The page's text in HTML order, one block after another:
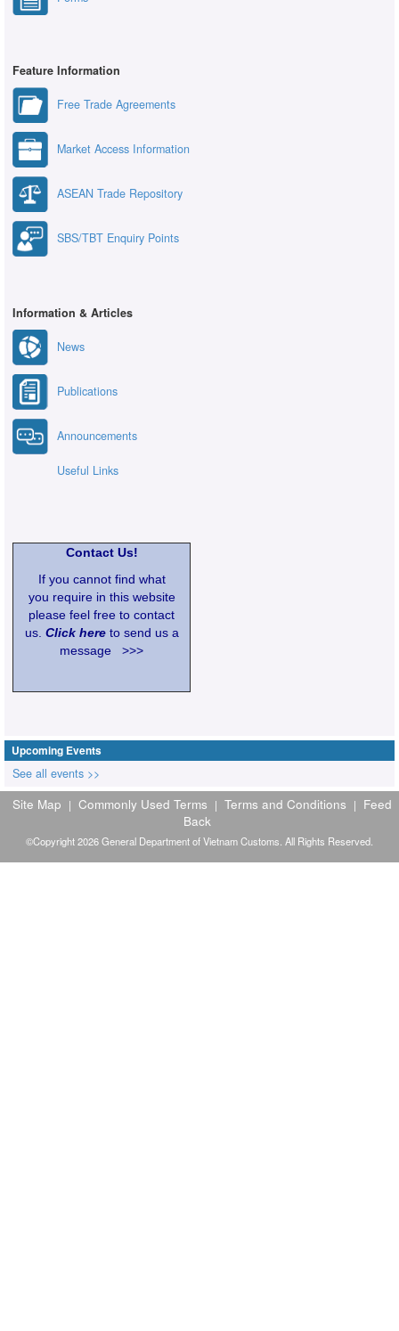
Feature Information
Free Trade Agreements
Market Access Information
ASEAN Trade Repository
SBS/TBT Enquiry Points
Information & Articles
News
Publications
Announcements
Useful Links
Contact Us!
If you cannot find what
you require in this website
please feel free to contact
us. Click hereto send us a
message >>>
Upcoming Events
See all events >>
Site Map | Commonly Used Terms | Terms and Conditions | Feed
Back
©Copyright 2026 General Department of Vietnam Customs. All Rights Reserved.